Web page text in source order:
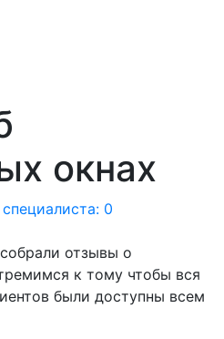
окнах
0
отзывы о
к тому чтобы вся
были доступны всем